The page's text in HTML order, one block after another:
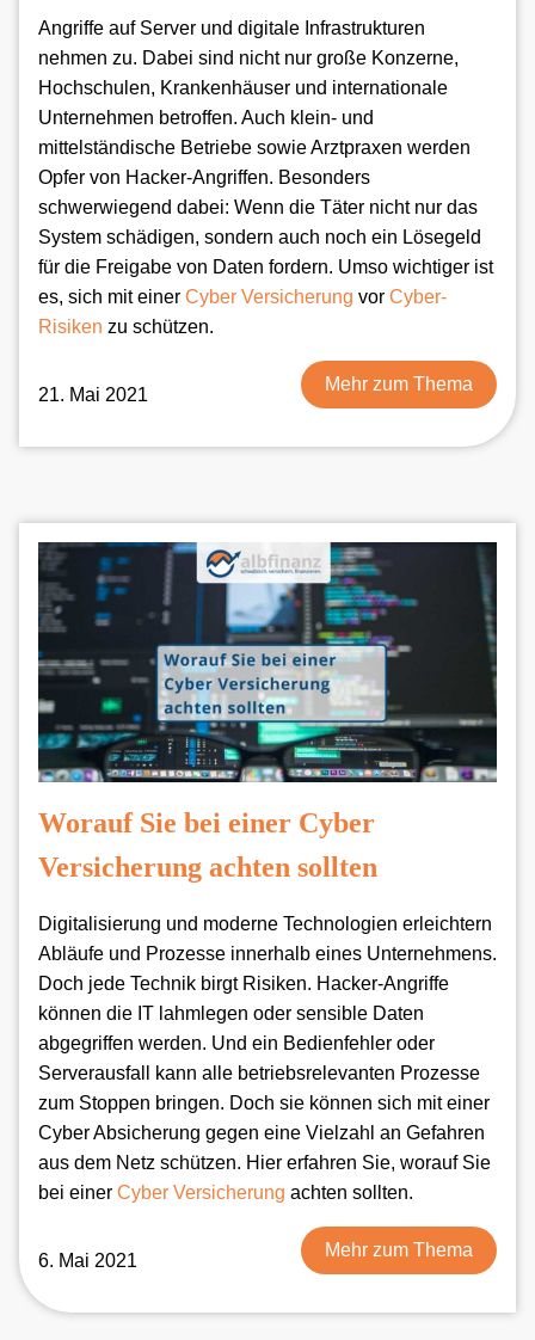
Angriffe auf Server und digitale Infrastrukturen
nehmen zu. Dabei sind nicht nur große Konzerne,
Hochschulen, Krankenhäuser und internationale
Unternehmen betroffen. Auch klein- und
mittelständische Betriebe sowie Arztpraxen werden
Opfer von Hacker-Angriffen. Besonders
schwerwiegend dabei: Wenn die Täter nicht nur das
System schädigen, sondern auch noch ein Lösegeld
für die Freigabe von Daten fordern. Umso wichtiger ist
es, sich mit einer Cyber Versicherung vor Cyber-
Risiken zu schützen.
21. Mai 2021
Mehr zum Thema
Worauf Sie bei einer Cyber
Versicherung achten sollten
Digitalisierung und moderne Technologien erleichtern
Abläufe und Prozesse innerhalb eines Unternehmens.
Doch jede Technik birgt Risiken. Hacker-Angriffe
können die IT lahmlegen oder sensible Daten
abgegriffen werden. Und ein Bedienfehler oder
Serverausfall kann alle betriebsrelevanten Prozesse
zum Stoppen bringen. Doch sie können sich mit einer
Cyber Absicherung gegen eine Vielzahl an Gefahren
aus dem Netz schützen. Hier erfahren Sie, worauf Sie
bei einer Cyber Versicherung achten sollten.
6. Mai 2021
Mehr zum Thema